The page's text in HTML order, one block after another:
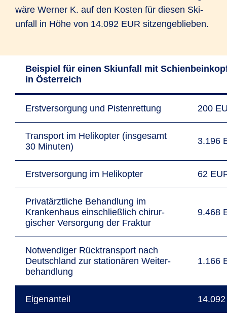
wäre Werner K. auf den Kosten für diesen Ski­
unfall in Höhe von 14.092 EUR sitzen­geblieben.
Beispiel für einen Ski­unfall mit
in Öster­reich
Erst­ver­sor­gung und Pis­ten­ret­tung 200
Trans­port im Heli­kopter (insge­samt
30 Minuten)
3.196
Erst­versor­gung im Heli­kopter 62
Privat­ärztl­iche Behand­lung im
Kranken­haus ein­schließ­lich chirur­
gischer Versor­gung der Fraktur
9.468
Not­wen­diger Rück­trans­port nach
Deutsch­land zur stationären Weiter­
behand­lung
1.166
Eigen­anteil